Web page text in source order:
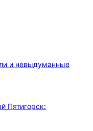
и невыдуманные